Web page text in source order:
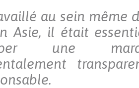
au sein même
Asie, il était
une